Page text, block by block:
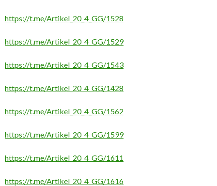
https://t.me/Artikel_20_4_GG/1528
https://t.me/Artikel_20_4_GG/1529
https://t.me/Artikel_20_4_GG/1543
https://t.me/Artikel_20_4_GG/1428
https://t.me/Artikel_20_4_GG/1562
https://t.me/Artikel_20_4_GG/1599
https://t.me/Artikel_20_4_GG/1611
https://t.me/Artikel_20_4_GG/1616